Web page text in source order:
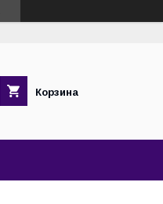
Корзина